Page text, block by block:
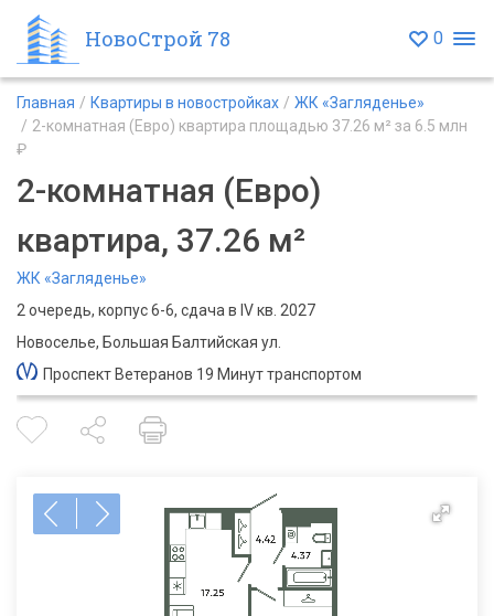
НовоСтрой 78 0
Главная Квартиры в новостройках
ЖК «Загляденье»
2-комнатная (Евро) квартира площадью 37.26 м² за 6.5 млн
₽
2-комнатная (Евро)
квартира, 37.26 м²
ЖК «Загляденье»
2 очередь, корпус 6-6, сдача в IV кв. 2027
Новоселье, Большая Балтийская ул.
Проспект Ветеранов 19 Минут транспортом